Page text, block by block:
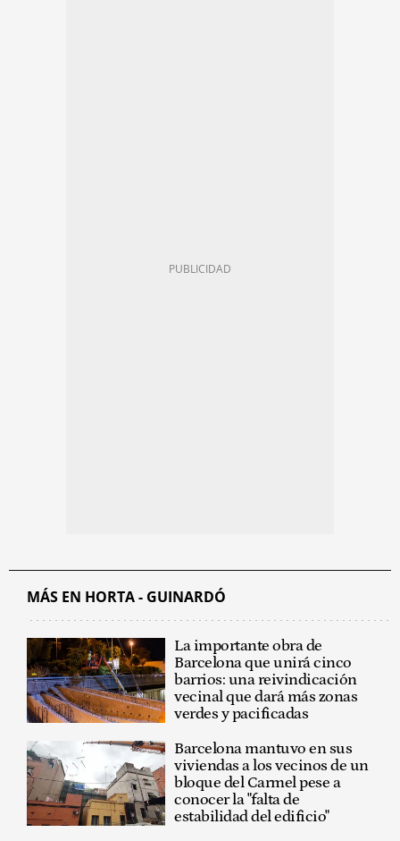
MÁS EN HORTA - GUINARDÓ
La importante obra de
Barcelona que unirá cinco
barrios: una reivindicación
vecinal que dará más zonas
verdes y pacificadas
Barcelona mantuvo en sus
viviendas a los vecinos de un
bloque del Carmel pese a
conocer la "falta de
estabilidad del edificio"